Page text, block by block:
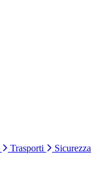
Trasporti
Sicurezza